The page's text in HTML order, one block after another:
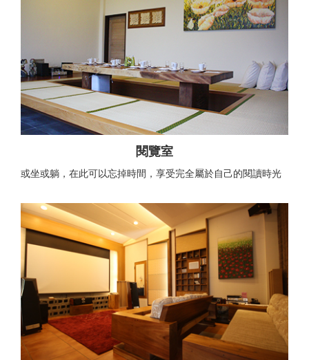
閱覽室
或坐或躺，在此可以忘掉時間，享受完全屬於自己的閱讀時光